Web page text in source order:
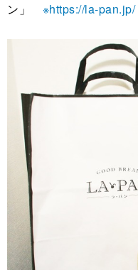
ン」 ※https://la-pan.jp/